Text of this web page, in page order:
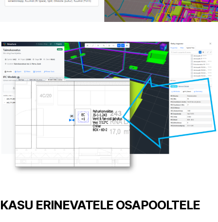
KASU ERINEVATELE OSAPOOLTELE